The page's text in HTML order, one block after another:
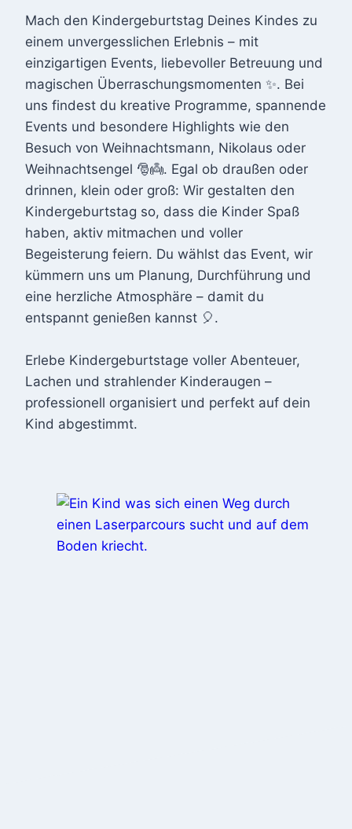
Mach den Kindergeburtstag Deines Kindes zu
einem unvergesslichen Erlebnis – mit
einzigartigen Events, liebevoller Betreuung und
magischen Überraschungsmomenten ✨. Bei
uns findest du kreative Programme, spannende
Events und besondere Highlights wie den
Besuch von Weihnachtsmann, Nikolaus oder
Weihnachtsengel 🎅👼. Egal ob draußen oder
drinnen, klein oder groß: Wir gestalten den
Kindergeburtstag so, dass die Kinder Spaß
haben, aktiv mitmachen und voller
Begeisterung feiern. Du wählst das Event, wir
kümmern uns um Planung, Durchführung und
eine herzliche Atmosphäre – damit du
entspannt genießen kannst 🎈.
Erlebe Kindergeburtstage voller Abenteuer,
Lachen und strahlender Kinderaugen –
professionell organisiert und perfekt auf dein
Kind abgestimmt.